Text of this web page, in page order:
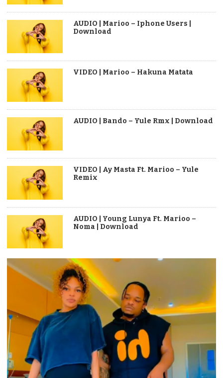
AUDIO | Marioo – Iphone Users |
Download
VIDEO | Marioo – Hakuna Matata
AUDIO | Bando – Yule Rmx | Download
VIDEO | Ay Masta Ft. Marioo – Yule
Remix
AUDIO | Young Lunya Ft. Marioo –
Noma | Download